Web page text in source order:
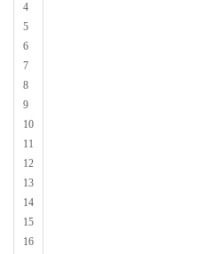
4
5
6
7
8
9
10
11
12
13
14
15
16